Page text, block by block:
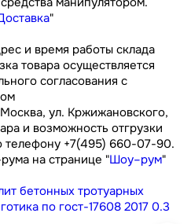
"
и время работы склада
товара осуществляется
согласования с
ул. Кржижановского,
и возможность отгрузки
телефону +7(495) 660-07-90.
на странице "Шоу–рум"
бетонных тротуарных
по гост-17608 2017 0.3